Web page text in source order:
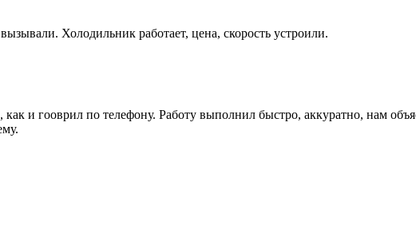
Холодильник работает, цена, скорость устроили.
как и гооврил по телефону. Работу выполнил быстро, аккуратно, нам